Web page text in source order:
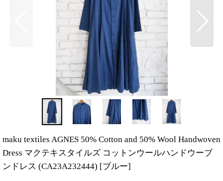
maku textiles AGNES 50% Cotton and 50% Wool Handwoven
Dress マクテキスタイルズ コットンウールハンドウーブ
ンドレス (CA23A232444) [ブルー]